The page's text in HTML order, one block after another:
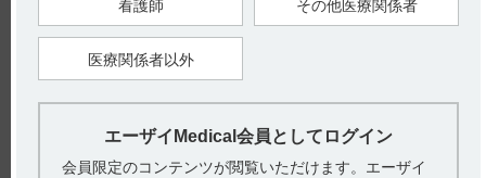
1）タンボコール静注50mg電子添文 2023年5月改訂（第1版） 3.
組成・性状
【更新年月】
2025月4月
看護師 その他医療関係者
医療関係者以外
エーザイMedical会員としてログイン
会員限定のコンテンツが閲覧いただけます。エーザイ